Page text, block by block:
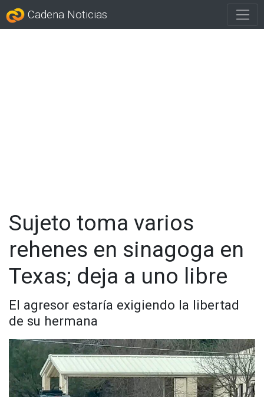
Cadena Noticias
Sujeto toma varios
rehenes en sinagoga en
Texas; deja a uno libre
El agresor estaría exigiendo la libertad
de su hermana